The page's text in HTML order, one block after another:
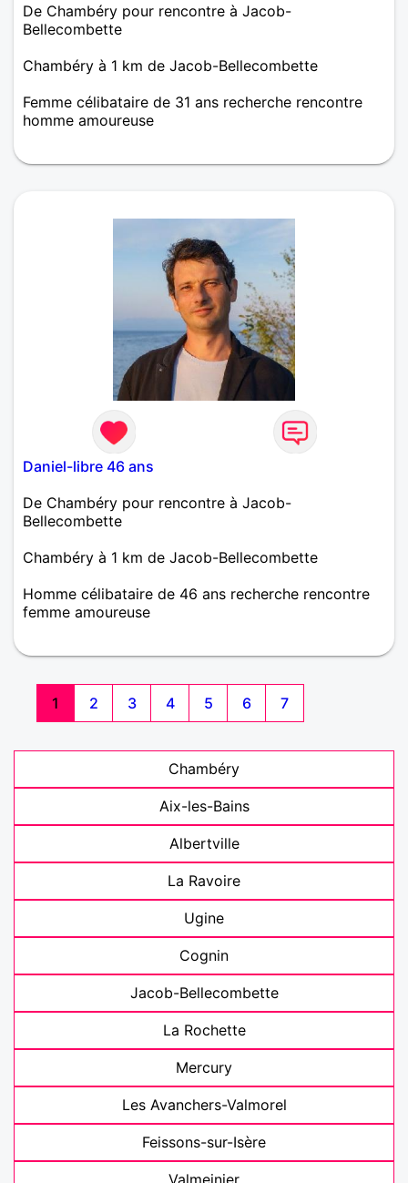
De Chambéry pour rencontre à Jacob-
Bellecombette
Chambéry à 1 km de Jacob-Bellecombette
Femme célibataire de 31 ans recherche rencontre
homme amoureuse
attentionnée et passionnée, j'ai aussi mon petit
Daniel-libre 46 ans
De Chambéry pour rencontre à Jacob-
Bellecombette
Chambéry à 1 km de Jacob-Bellecombette
Homme célibataire de 46 ans recherche rencontre
femme amoureuse
deux, je souhaite faire des rencontres avec des
personnes intéressantes, franche qui aiment les
ballades, les petites sortie, je suis dynamique, franc
1 2 3 4 5 6 7
Chambéry
Aix-les-Bains
Albertville
La Ravoire
Ugine
Cognin
Jacob-Bellecombette
La Rochette
Mercury
Les Avanchers-Valmorel
Feissons-sur-Isère
Valmeinier